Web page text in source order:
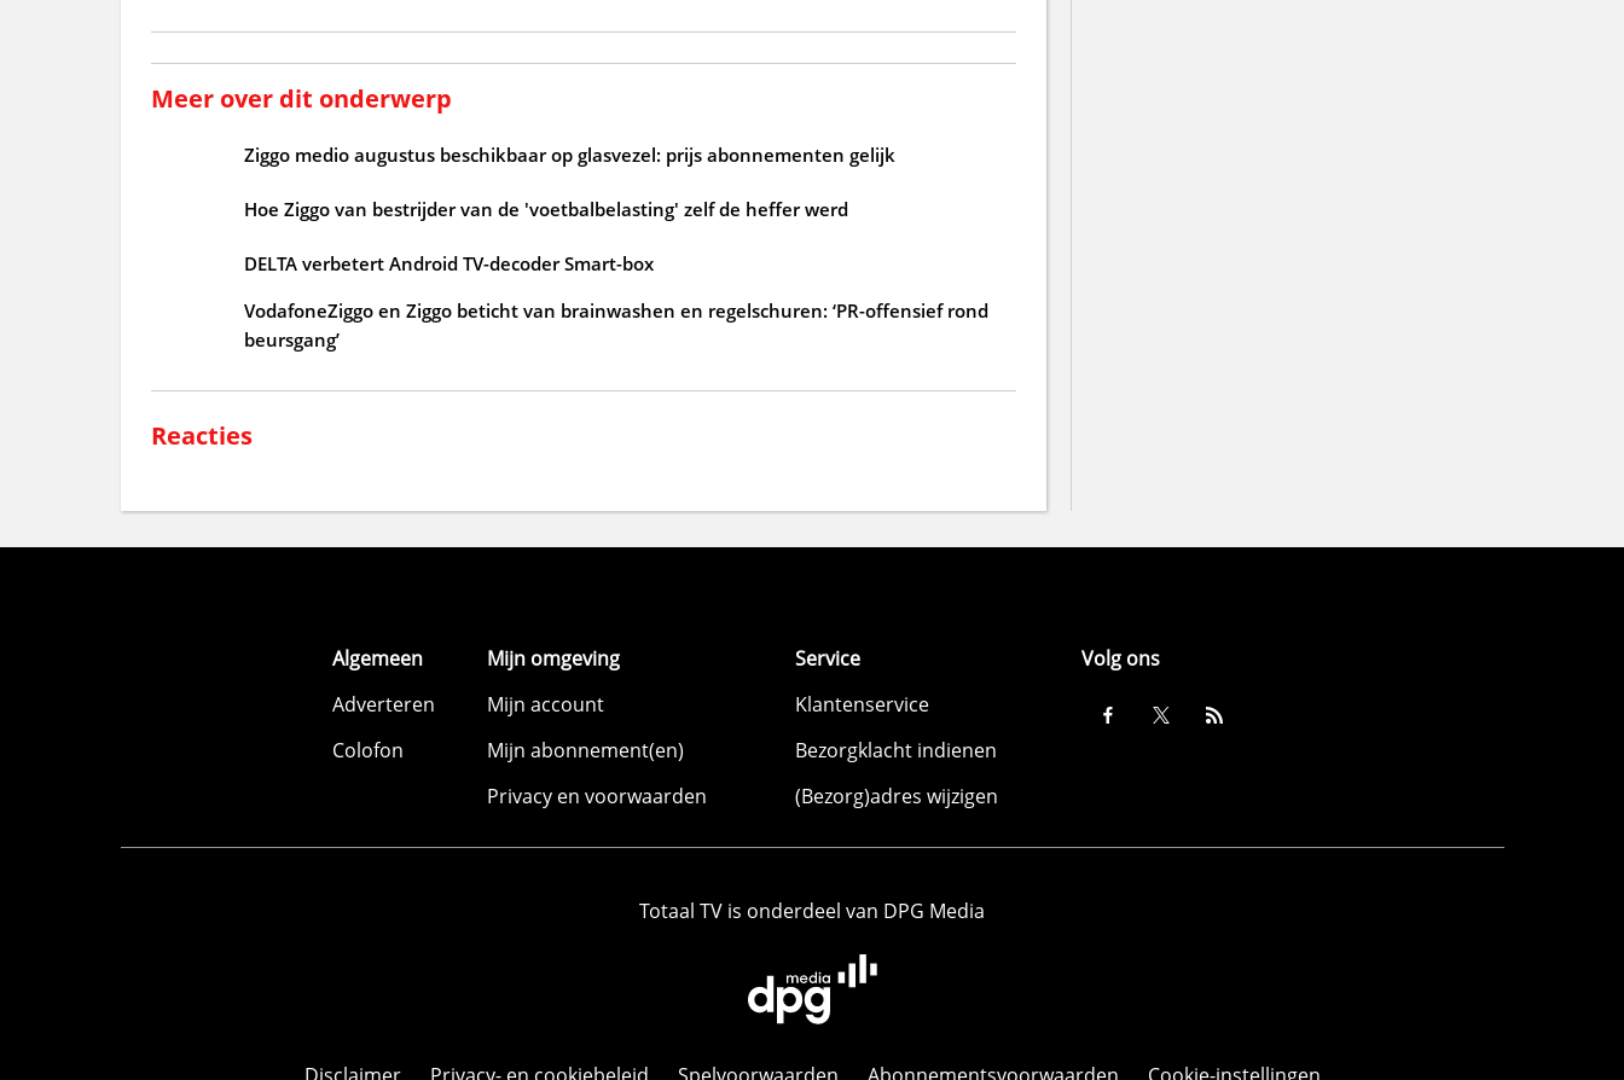
Meer over dit onderwerp
Ziggo medio augustus beschikbaar op glasvezel: prijs abonnementen gelijk
Hoe Ziggo van bestrijder van de 'voetbalbelasting' zelf de heffer werd
DELTA verbetert Android TV-decoder Smart-box
VodafoneZiggo en Ziggo beticht van brainwashen en regelschuren: ‘PR-offensief rond
beursgang’
Reacties
Algemeen
Adverteren
Colofon
Mijn omgeving
Mijn account
Mijn abonnement(en)
Privacy en voorwaarden
Service
Klantenservice
Bezorgklacht indienen
(Bezorg)adres wijzigen
Volg ons
Totaal TV is onderdeel van DPG Media